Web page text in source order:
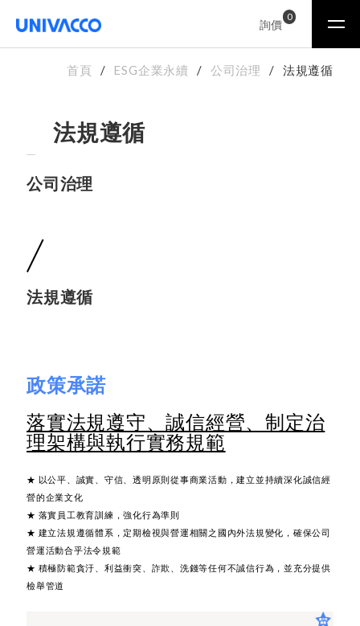
詢價
0
首頁 ESG企業永續 公司治理 法規遵循
法規遵循
公司治理
法規遵循
政策承諾
落實法規遵守、誠信經營、制定治
理架構與執行實務規範
★ 以公平、誠實、守信、透明原則從事商業活動，建立並持續深化誠信經
營的企業文化
★ 落實員工教育訓練，強化行為準則
★ 建立法規遵循體系，定期檢視與營運相關之國內外法規變化，確保公司
營運活動合乎法令規範
★ 積極防範貪汙、利益衝突、詐欺、洗錢等任何不誠信行為，並充分提供
檢舉管道